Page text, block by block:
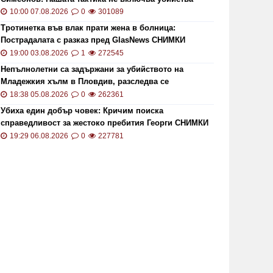
10:00 07.08.2026 0 301089
Тротинетка във влак прати жена в болница:
Пострадалата с разказ пред GlasNews СНИМКИ
19:00 03.08.2026 1 272545
Непълнолетни са задържани за убийството на
Младежкия хълм в Пловдив, разследва се
хомофобски мотив
18:38 05.08.2026 0 262361
Убиха един добър човек: Кричим поиска
справедливост за жестоко пребития Георги СНИМКИ
и ВИДЕО
19:29 06.08.2026 0 227781